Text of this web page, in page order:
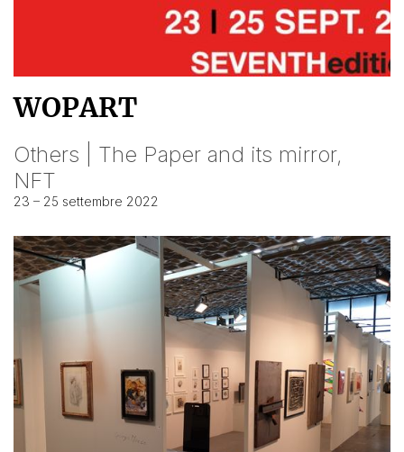
WOPART
Others | The Paper and its mirror,
NFT
23 – 25 settembre 2022